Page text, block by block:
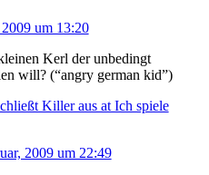
um 13:20
Kerl der unbedingt
will? (“angry german kid”)
Killer aus at Ich spiele
2009 um 22:49